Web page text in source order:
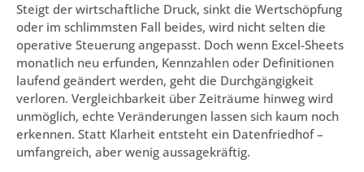
Steigt der wirtschaftliche Druck, sinkt die Wertschöpfung
oder im schlimmsten Fall beides, wird nicht selten die
operative Steuerung angepasst. Doch wenn Excel-Sheets
monatlich neu erfunden, Kennzahlen oder Definitionen
laufend geändert werden, geht die Durchgängigkeit
verloren. Vergleichbarkeit über Zeiträume hinweg wird
unmöglich, echte Veränderungen lassen sich kaum noch
erkennen. Statt Klarheit entsteht ein Datenfriedhof –
umfangreich, aber wenig aussagekräftig.